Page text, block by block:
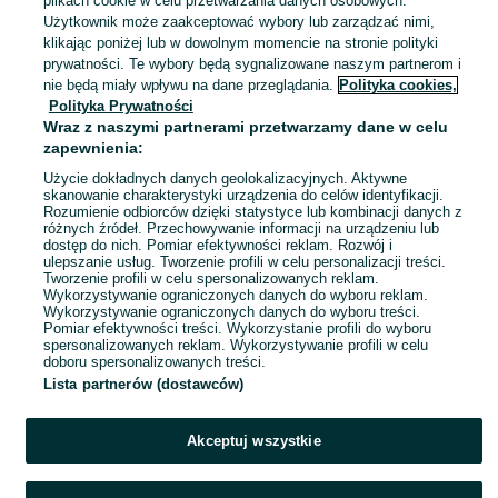
Augustów
02 sierpnia 2026
pokrowcu
123,59 zł z Pakietem Ochronnym
Augustów
02 sierpnia 2026
1 2 3 ... 20
Użytkownik może zaakceptować wybory lub zarządzać nimi,
klikając poniżej lub w dowolnym momencie na stronie polityki
prywatności. Te wybory będą sygnalizowane naszym partnerom i
nie będą miały wpływu na dane przeglądania. Polityka cookies,
Polityka Prywatności
Wraz z naszymi partnerami przetwarzamy dane w celu
zapewnienia:
Użycie dokładnych danych geolokalizacyjnych. Aktywne
skanowanie charakterystyki urządzenia do celów identyfikacji.
Rozumienie odbiorców dzięki statystyce lub kombinacji danych z
różnych źródeł. Przechowywanie informacji na urządzeniu lub
dostęp do nich. Pomiar efektywności reklam. Rozwój i
ulepszanie usług. Tworzenie profili w celu personalizacji treści.
Tworzenie profili w celu spersonalizowanych reklam.
Wykorzystywanie ograniczonych danych do wyboru reklam.
Wykorzystywanie ograniczonych danych do wyboru treści.
Pomiar efektywności treści. Wykorzystanie profili do wyboru
spersonalizowanych reklam. Wykorzystywanie profili w celu
doboru spersonalizowanych treści.
Lista partnerów (dostawców)
Akceptuj wszystkie